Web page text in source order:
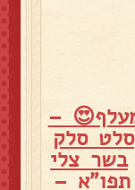
–
סלט סלק
בשר צלי
תפו"א –